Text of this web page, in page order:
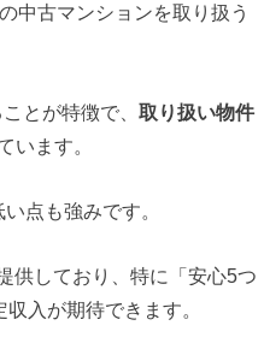
中古マンションを取り扱う
とが特徴で、 取り扱い物件
います。
点も強みです​。
供しており、特に「安心5つ
入が期待できます。